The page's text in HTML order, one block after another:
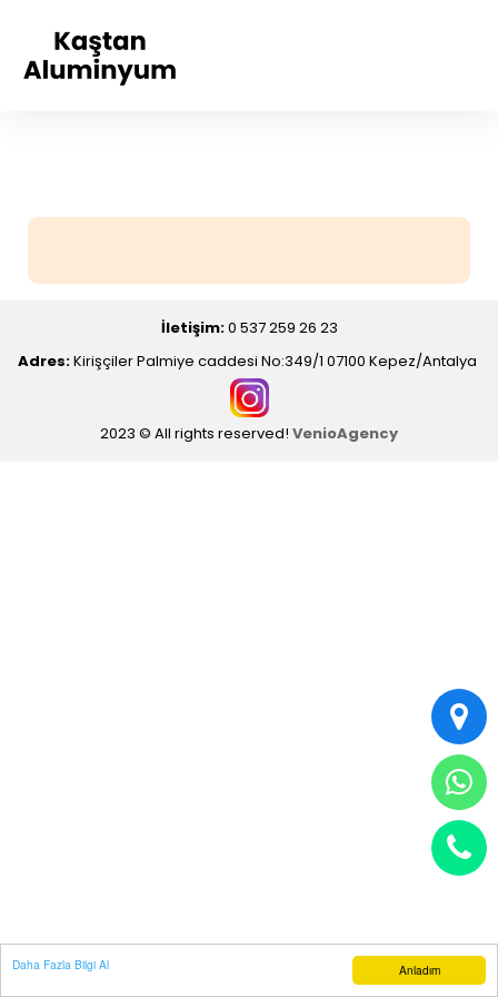
Anladım
Daha Fazla Bilgi Al
İletişim:0 537 259 26 23
Adres:Kirişçiler Palmiye caddesi No:349/1 07100 Kepez/Antalya
2023 © All rights reserved! VenioAgency